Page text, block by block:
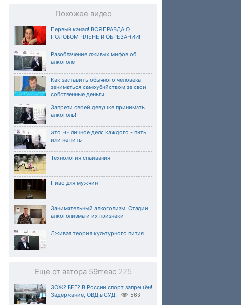
Похожее видео
Первый канал! ВСЯ ПРАВДА О
ПОЛОВОМ ЧЛЕНЕ И ОБРЕЗАНИИ!
Разоблачение лживых мифов об
алкоголе
Как заставить обычного человека
заниматься самоубийством за свои
собственные деньги
Запрети своей девушке принимать
алкоголь!
Это НЕ личное дело каждого - пить
или не пить
Технология спаивания
Пиво для мужчин
Занимательный алкоголизм. Стадии
алкоголизма и их признаки
Лживая теория культурного пития
Еще от автора 59meac 225
ЗОЖ? БЕГ? В России спорт запрещён!
Задержание, ОВД,в СУД!
563